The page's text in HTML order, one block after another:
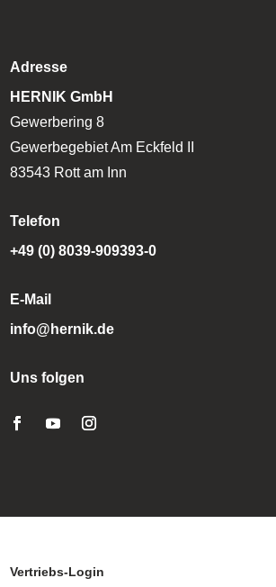
Adresse
HERNIK GmbH
Gewerbering 8
Gewerbegebiet Am Eckfeld II
83543 Rott am Inn
Telefon
+49 (0) 8039-909393-0
E-Mail
info@hernik.de
Uns folgen
Vertriebs-Login